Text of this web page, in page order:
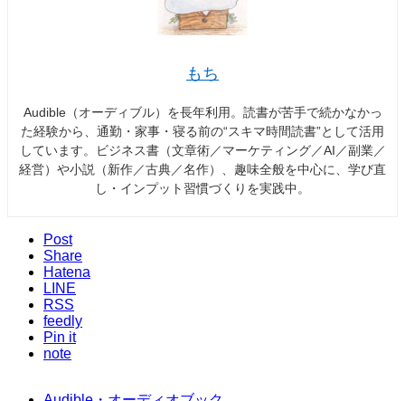
もち
Audible（オーディブル）を長年利用。読書が苦手で続かなかっ
た経験から、通勤・家事・寝る前の“スキマ時間読書”として活用
しています。ビジネス書（文章術／マーケティング／AI／副業／
経営）や小説（新作／古典／名作）、趣味全般を中心に、学び直
し・インプット習慣づくりを実践中。
Post
Share
Hatena
LINE
RSS
feedly
Pin it
note